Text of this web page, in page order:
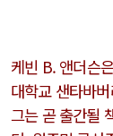
케빈 B. 앤더슨
대학교 샌타바
그는 곧 출간될